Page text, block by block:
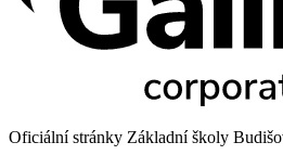
Oficiální stránky Základní školy